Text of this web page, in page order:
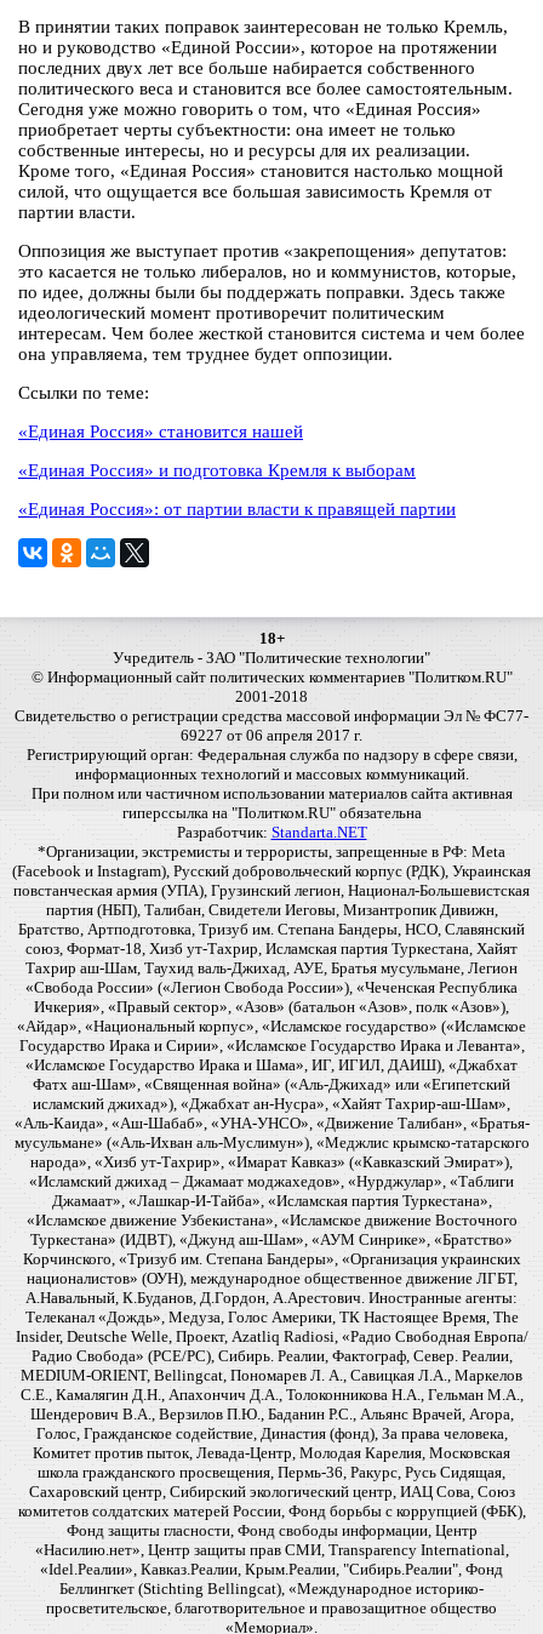
В принятии таких поправок заинтересован не только Кремль,
но и руководство «Единой России», которое на протяжении
последних двух лет все больше набирается собственного
политического веса и становится все более самостоятельным.
Сегодня уже можно говорить о том, что «Единая Россия»
приобретает черты субъектности: она имеет не только
собственные интересы, но и ресурсы для их реализации.
Кроме того, «Единая Россия» становится настолько мощной
силой, что ощущается все большая зависимость Кремля от
партии власти.
Оппозиция же выступает против «закрепощения» депутатов:
это касается не только либералов, но и коммунистов, которые,
по идее, должны были бы поддержать поправки. Здесь также
идеологический момент противоречит политическим
интересам. Чем более жесткой становится система и чем более
она управляема, тем труднее будет оппозиции.
Ссылки по теме:
«Единая Россия» становится нашей
«Единая Россия» и подготовка Кремля к выборам
«Единая Россия»: от партии власти к правящей партии
18+
Учредитель - ЗАО "Политические технологии"
© Информационный сайт политических комментариев "Политком.RU"
2001-2018
Свидетельство о регистрации средства массовой информации Эл № ФС77-
69227 от 06 апреля 2017 г.
Регистрирующий орган: Федеральная служба по надзору в сфере связи,
информационных технологий и массовых коммуникаций.
При полном или частичном использовании материалов сайта активная
гиперссылка на "Политком.RU" обязательна
Разработчик: Standarta.NET
*Организации, экстремисты и террористы, запрещенные в РФ: Meta
(Facebook и Instagram), Русский добровольческий корпус (РДК), Украинская
повстанческая армия (УПА), Грузинский легион, Национал-Большевистская
партия (НБП), Талибан, Свидетели Иеговы, Мизантропик Дивижн,
Братство, Артподготовка, Тризуб им. Степана Бандеры, НСО, Славянский
союз, Формат-18, Хизб ут-Тахрир, Исламская партия Туркестана, Хайят
Тахрир аш-Шам, Таухид валь-Джихад, АУЕ, Братья мусульмане, Легион
«Свобода России» («Легион Свобода России»), «Чеченская Республика
Ичкерия», «Правый сектор», «Азов» (батальон «Азов», полк «Азов»),
«Айдар», «Национальный корпус», «Исламское государство» («Исламское
Государство Ирака и Сирии», «Исламское Государство Ирака и Леванта»,
«Исламское Государство Ирака и Шама», ИГ, ИГИЛ, ДАИШ), «Джабхат
Фатх аш-Шам», «Священная война» («Аль-Джихад» или «Египетский
исламский джихад»), «Джабхат ан-Нусра», «Хайят Тахрир-аш-Шам»,
«Аль-Каида», «Аш-Шабаб», «УНА-УНСО», «Движение Талибан», «Братья-
мусульмане» («Аль-Ихван аль-Муслимун»), «Меджлис крымско-татарского
народа», «Хизб ут-Тахрир», «Имарат Кавказ» («Кавказский Эмират»),
«Исламский джихад – Джамаат моджахедов», «Нурджулар», «Таблиги
Джамаат», «Лашкар-И-Тайба», «Исламская партия Туркестана»,
«Исламское движение Узбекистана», «Исламское движение Восточного
Туркестана» (ИДВТ), «Джунд аш-Шам», «АУМ Синрике», «Братство»
Корчинского, «Тризуб им. Степана Бандеры», «Организация украинских
националистов» (ОУН), международное общественное движение ЛГБТ,
А.Навальный, К.Буданов, Д.Гордон, А.Арестович. Иностранные агенты:
Телеканал «Дождь», Медуза, Голос Америки, ТК Настоящее Время, The
Insider, Deutsche Welle, Проект, Azatliq Radiosi, «Радио Свободная Европа/
Радио Свобода» (PCE/PC), Сибирь. Реалии, Фактограф, Север. Реалии,
MEDIUM-ORIENT, Bellingcat, Пономарев Л. А., Савицкая Л.А., Маркелов
С.Е., Камалягин Д.Н., Апахончич Д.А., Толоконникова Н.А., Гельман М.А.,
Шендерович В.А., Верзилов П.Ю., Баданин Р.С., Альянс Врачей, Агора,
Голос, Гражданское содействие, Династия (фонд), За права человека,
Комитет против пыток, Левада-Центр, Молодая Карелия, Московская
школа гражданского просвещения, Пермь-36, Ракурс, Русь Сидящая,
Сахаровский центр, Сибирский экологический центр, ИАЦ Сова, Союз
комитетов солдатских матерей России, Фонд борьбы с коррупцией (ФБК),
Фонд защиты гласности, Фонд свободы информации, Центр
«Насилию.нет», Центр защиты прав СМИ, Transparency International,
«Idel.Реалии», Кавказ.Реалии, Крым.Реалии, "Сибирь.Реалии", Фонд
Беллингкет (Stichting Bellingcat), «Международное историко-
просветительское, благотворительное и правозащитное общество
«Мемориал».